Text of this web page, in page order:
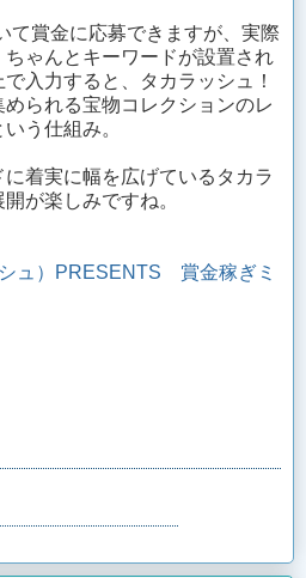
て賞金に応募できますが、実際
ゃんとキーワードが設置され
入力すると、タカラッシュ！
られる宝物コレクションのレ
う仕組み。
に着実に幅を広げているタカラ
が楽しみですね。
ュ）PRESENTS 賞金稼ぎミ